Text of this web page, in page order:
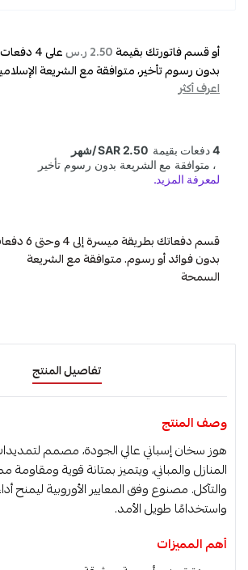
أو قسم فاتورتك بقيمة2.50 ر.س على4دفعات
بدون رسوم تأخير، متوافقة مع الشريعة
اعرف أكثر
قسم دفعاتك بطريقة ميسرة
بدون فوائد أو رسوم. متوافقة مع الشريعة
السمحة
تفاصيل المنتج
وصف المنتج
هوز سخان إسباني عالي الجودة، مصمم
المنازل والمباني، ويتميز بمتانة قوية ومقاومة
والتآكل. مصنوع وفق المعايير الأوروبية ليمنح
واستخدامًا طويل الأمد.
أهم المميزات